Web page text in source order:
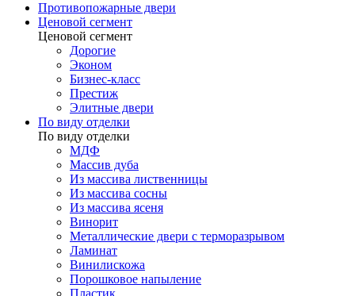
Противопожарные двери
Ценовой сегмент
Ценовой сегмент
Дорогие
Эконом
Бизнес-класс
Престиж
Элитные двери
По виду отделки
По виду отделки
МДФ
Массив дуба
Из массива лиственницы
Из массива сосны
Из массива ясеня
Винорит
Металлические двери с терморазрывом
Ламинат
Винилискожа
Порошковое напыление